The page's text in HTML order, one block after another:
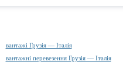
вантажі Грузія — Італія
вантажні перевезення Грузія — Італія